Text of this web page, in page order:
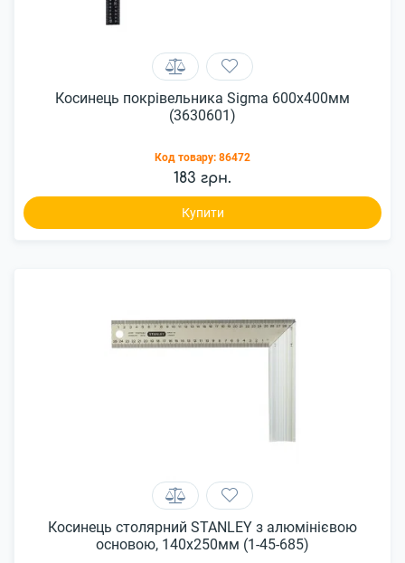
Косинець покрівельника Sigma 600x400мм
(3630601)
Код товару: 86472
183 грн.
Купити
Косинець столярний STANLEY з алюмінієвою
основою, 140x250мм (1-45-685)